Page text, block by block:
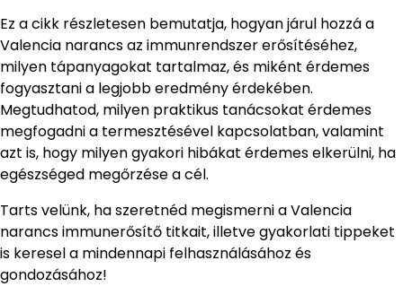
Ez a cikk részletesen bemutatja, hogyan járul hozzá a
Valencia narancs az immunrendszer erősítéséhez,
milyen tápanyagokat tartalmaz, és miként érdemes
fogyasztani a legjobb eredmény érdekében.
Megtudhatod, milyen praktikus tanácsokat érdemes
megfogadni a termesztésével kapcsolatban, valamint
azt is, hogy milyen gyakori hibákat érdemes elkerülni, ha
egészséged megőrzése a cél.
Tarts velünk, ha szeretnéd megismerni a Valencia
narancs immunerősítő titkait, illetve gyakorlati tippeket
is keresel a mindennapi felhasználásához és
gondozásához!